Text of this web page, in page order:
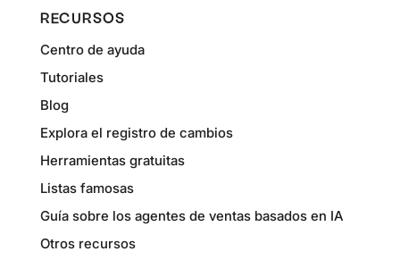
RECURSOS
Centro de ayuda
Tutoriales
Blog
Explora el registro de cambios
Herramientas gratuitas
Listas famosas
Guía sobre los agentes de ventas basados en IA
Otros recursos